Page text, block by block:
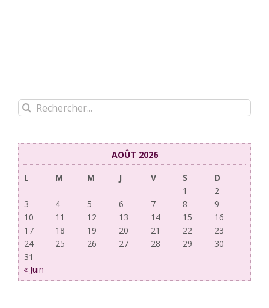
Rechercher:
AOÛT 2026
L
M M J V S
D
1
2
3
4 5 6 7 8
9
10
11 12 13 14 15
16
17
18 19 20 21 22
23
24
25 26 27 28 29
30
31
« Juin